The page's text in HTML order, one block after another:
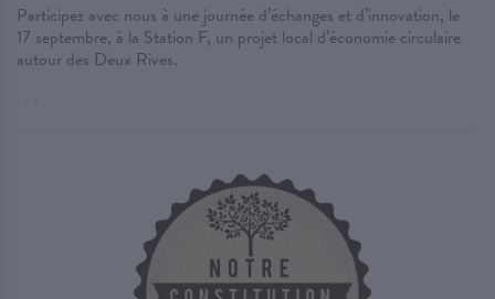
Participez avec nous à une journée d’échanges et d’innovation, le
17 septembre, à la Station F, un projet local d’économie circulaire
autour des Deux Rives.
. . .